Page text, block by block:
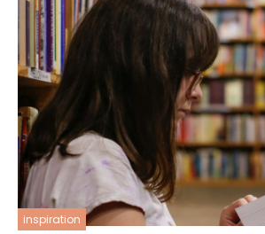
inspiration